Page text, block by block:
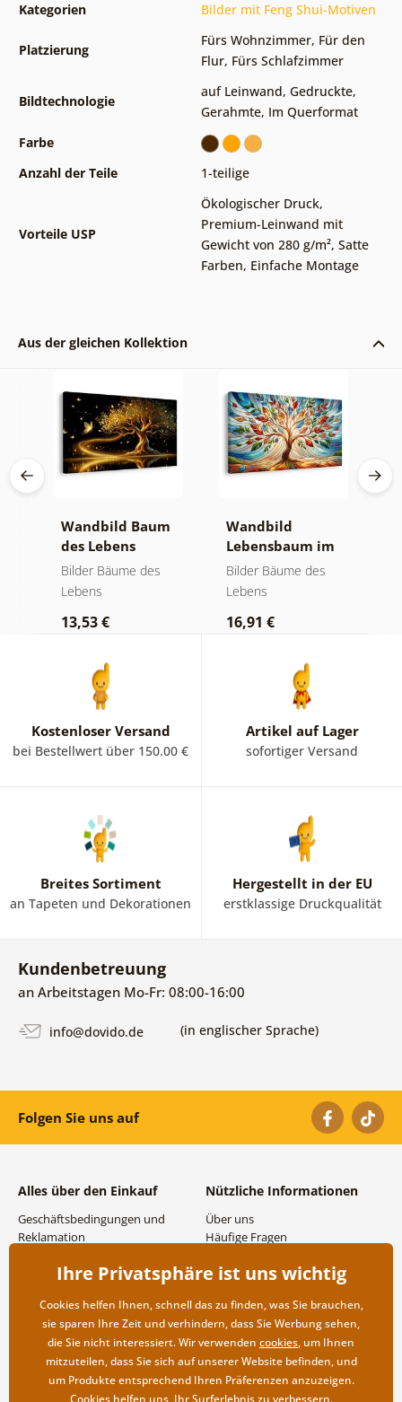
Kategorien Bilder mit Feng Shui-Motiven
Platzierung
Fürs Wohnzimmer, Für den
Flur, Fürs Schlafzimmer
Bildtechnologie
auf Leinwand, Gedruckte,
Gerahmte, Im Querformat
Farbe
Anzahl der Teile
1-teilige
Vorteile USP
Ökologischer Druck,
Premium-Leinwand mit
Gewicht von 280 g/m², Satte
Farben, Einfache Montage
Aus der gleichen Kollektion
Wandbild Baum
des Lebens
goldene Magie
Bilder Bäume des
Lebens
13,53 €
Wandbild
Lebensbaum im
bunten
Glasfenster
Bilder Bäume des
Lebens
16,91 €
Kostenloser Versand
bei Bestellwert über 150.00 €
Artikel auf Lager
sofortiger Versand
Breites Sortiment
an Tapeten und Dekorationen
Hergestellt in der EU
erstklassige Druckqualität
Kundenbetreuung
an Arbeitstagen Mo-Fr: 08:00-16:00
info@dovido.de (in englischer Sprache)
Folgen Sie uns auf
Alles über den Einkauf
Geschäftsbedingungen und
Reklamation
Versand- und
Rücksendung der Ware
Nützliche Informationen
Über uns
Häufige Fragen
Großhandel und
Ihre Privatsphäre ist uns wichtig
Cookies helfen Ihnen, schnell das zu finden, was Sie brauchen,
sie sparen Ihre Zeit und verhindern, dass Sie Werbung sehen,
die Sie nicht interessiert. Wir verwenden cookies, um Ihnen
mitzuteilen, dass Sie sich auf unserer Website befinden, und
um Produkte entsprechend Ihren Präferenzen anzuzeigen.
Cookies helfen uns, Ihr Surferlebnis zu verbessern.